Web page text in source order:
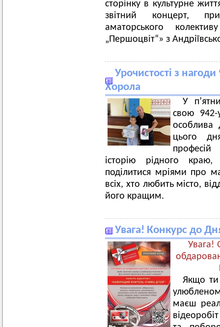
сторінку в культурне
звітний концерт,
аматорського
„Першоцвіт“» з
Урочистості з
Хорола
У
свою 942-
особлива
цього
історію рідного
поділитися мріями про
всіх, хто любить місто,
його кращим.
Увага! Конкурс до
Увага!
Якщо
маєш